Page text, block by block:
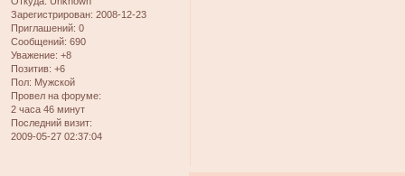
Зарегистрирован: 2008-12-23
Приглашений: 0
Сообщений: 690
Уважение: +8
Позитив: +6
Пол: Мужской
Провел на форуме:
2 часа 46 минут
Последний визит:
2009-05-27 02:37:04